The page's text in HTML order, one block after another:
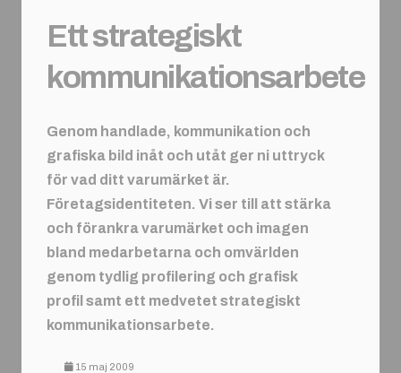
Ett strategiskt
kommunikationsarbete
Genom handlade, kommunikation och
grafiska bild inåt och utåt ger ni uttryck
för vad ditt varumärket är.
Företagsidentiteten. Vi ser till att stärka
och förankra varumärket och imagen
bland medarbetarna och omvärlden
genom tydlig profilering och grafisk
profil samt ett medvetet strategiskt
kommunikationsarbete.
15 maj 2009